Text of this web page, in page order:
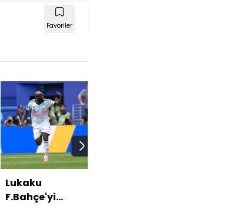
Favoriler
Lukaku
F.Bahçe'yi